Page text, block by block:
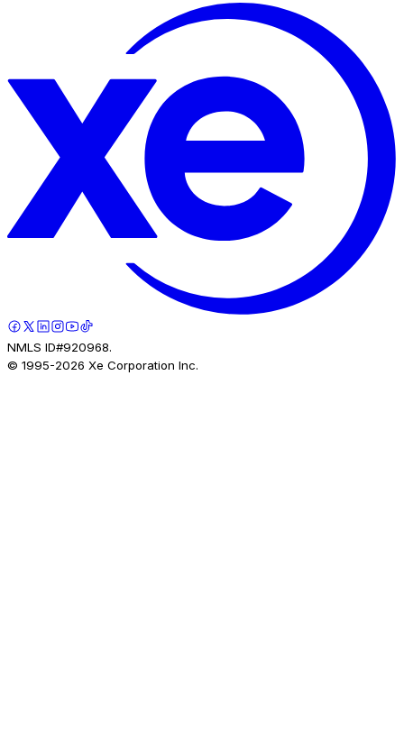
NMLS ID#920968.
© 1995-2026 Xe Corporation Inc.